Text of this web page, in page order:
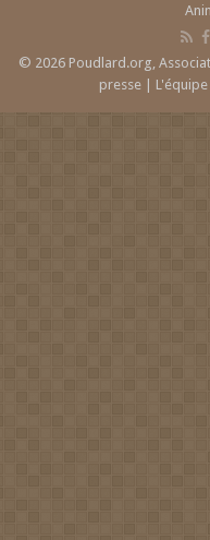
© 2026 Poudlard.org,
presse | L'équipe